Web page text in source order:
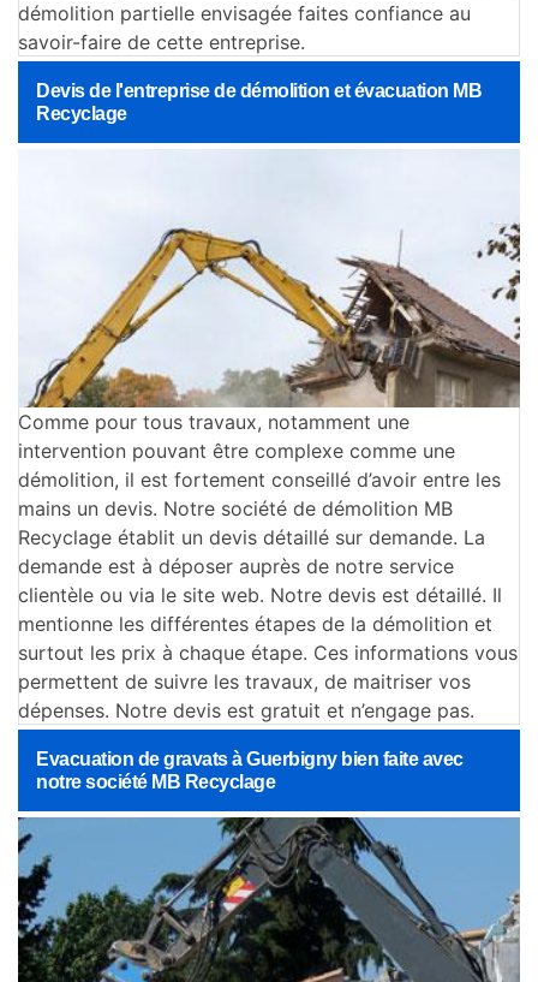
démolition partielle envisagée faites confiance au
savoir-faire de cette entreprise.
Devis de l'entreprise de démolition et évacuation MB
Recyclage
Comme pour tous travaux, notamment une
intervention pouvant être complexe comme une
démolition, il est fortement conseillé d’avoir entre les
mains un devis. Notre société de démolition MB
Recyclage établit un devis détaillé sur demande. La
demande est à déposer auprès de notre service
clientèle ou via le site web. Notre devis est détaillé. Il
mentionne les différentes étapes de la démolition et
surtout les prix à chaque étape. Ces informations vous
permettent de suivre les travaux, de maitriser vos
dépenses. Notre devis est gratuit et n’engage pas.
Evacuation de gravats à Guerbigny bien faite avec
notre société MB Recyclage